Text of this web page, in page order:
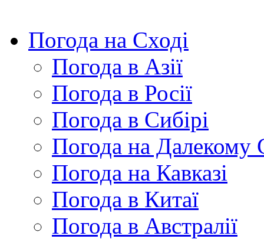
Погода на Сході
Погода в Азії
Погода в Росії
Погода в Сибірі
Погода на Далекому
Погода на Кавказі
Погода в Китаї
Погода в Австралії